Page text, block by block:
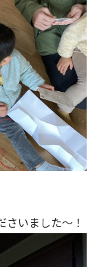
いました～！